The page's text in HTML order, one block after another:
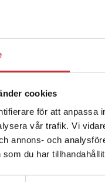
cookies
för att anpassa
vår trafik. Vi
annons- och
som du har
Det verkar
enhet utanför
Sverige. För att